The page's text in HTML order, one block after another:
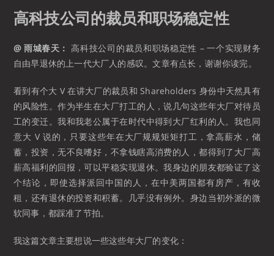
高科技公司的裁员和职场稳定性
@ 雨城春天： 高科技公司的裁员和职场稳定性 – 一个实现财务
自由早退休的上一代大厂人的感叹。文章有点长，谢谢你读完。
看到有个大 V 在讲大厂的裁员和 Shareholders 身份中天然具有
的风险性。作为半生在大厂打工的人，说几句这些年大厂对待员
工的变迁。我和我老公属于在时代中得到大厂红利的人。我也同
意大 V 说的，只要这些年在大厂规规矩矩打工，拿高薪水，储
蓄，投资，无不良嗜好，不拿钱瞎高消费的人，都得到了大厂高
薪高福利的回报，可以平稳实现退休。我身边的朋友都验证了这
个结论，即使选择派回中国的人，在中美两国都有房产，有收
租，还有退休的投资和积蓄。几乎没有例外。身边当初外派的微
软同事，都踩准了节拍。
我这篇文章主要想说一些这些年大厂的变化：